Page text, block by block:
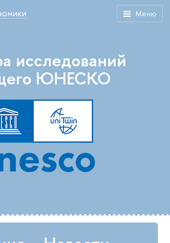
Меню
исследований
ЮНЕСКО